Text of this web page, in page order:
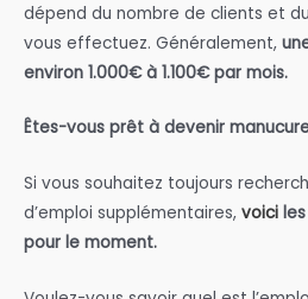
dépend du nombre de clients et
vous effectuez. Généralement,
environ 1.000€ à 1.100€ par mois.
Êtes-vous prêt à devenir
Si vous souhaitez toujours
d’emploi supplémentaires, voici
pour le moment.